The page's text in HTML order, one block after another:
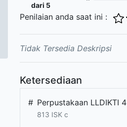
dari 5
Penilaian anda saat ini :
Tidak Tersedia Deskripsi
Ketersediaan
# Perpustakaan LLDIKTI 4
813 ISK c